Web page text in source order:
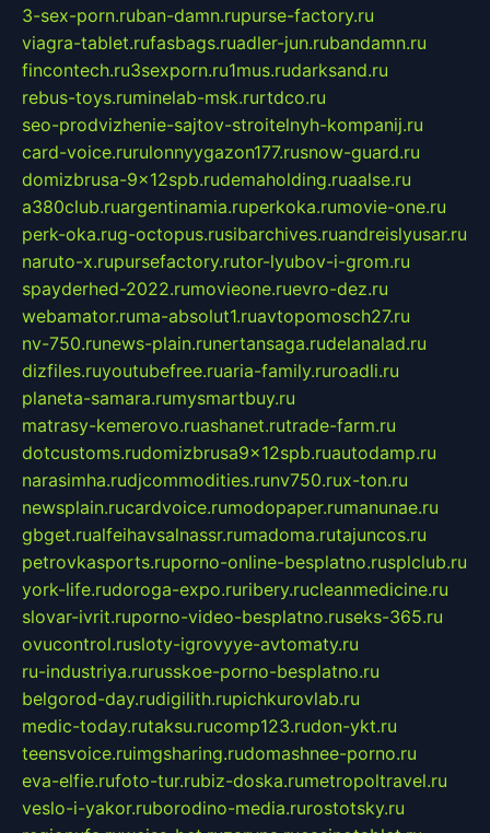
3-sex-porn.ruban-damn.rupurse-factory.ru
viagra-tablet.rufasbags.ruadler-jun.rubandamn.ru
fincontech.ru3sexporn.ru1mus.rudarksand.ru
rebus-toys.ruminelab-msk.rurtdco.ru
seo-prodvizhenie-sajtov-stroitelnyh-kompanij.ru
card-voice.rurulonnyygazon177.rusnow-guard.ru
domizbrusa-9x12spb.rudemaholding.ruaalse.ru
a380club.ruargentinamia.ruperkoka.rumovie-one.ru
perk-oka.rug-octopus.rusibarchives.ruandreislyusar.ru
naruto-x.rupursefactory.rutor-lyubov-i-grom.ru
spayderhed-2022.rumovieone.ruevro-dez.ru
webamator.ruma-absolut1.ruavtopomosch27.ru
nv-750.runews-plain.runertansaga.rudelanalad.ru
dizfiles.ruyoutubefree.ruaria-family.ruroadli.ru
planeta-samara.rumysmartbuy.ru
matrasy-kemerovo.ruashanet.rutrade-farm.ru
dotcustoms.rudomizbrusa9x12spb.ruautodamp.ru
narasimha.rudjcommodities.runv750.rux-ton.ru
newsplain.rucardvoice.rumodopaper.rumanunae.ru
gbget.rualfeihavsalnassr.rumadoma.rutajuncos.ru
petrovkasports.ruporno-online-besplatno.rusplclub.ru
york-life.rudoroga-expo.ruribery.rucleanmedicine.ru
slovar-ivrit.ruporno-video-besplatno.ruseks-365.ru
ovucontrol.rusloty-igrovyye-avtomaty.ru
ru-industriya.rurusskoe-porno-besplatno.ru
belgorod-day.rudigilith.rupichkurovlab.ru
medic-today.rutaksu.rucomp123.rudon-ykt.ru
teensvoice.ruimgsharing.rudomashnee-porno.ru
eva-elfie.rufoto-tur.rubiz-doska.rumetropoltravel.ru
veslo-i-yakor.ruborodino-media.rurostotsky.ru